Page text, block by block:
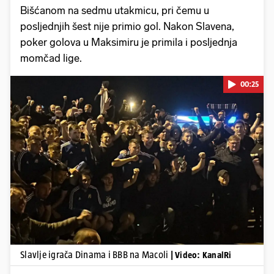
Bišćanom na sedmu utakmicu, pri čemu u
posljednjih šest nije primio gol. Nakon Slavena,
poker golova u Maksimiru je primila i posljednja
momčad lige.
Pokretanje videa...
00:25
Slavlje igrača Dinama i BBB na Macoli | Video: KanalRi